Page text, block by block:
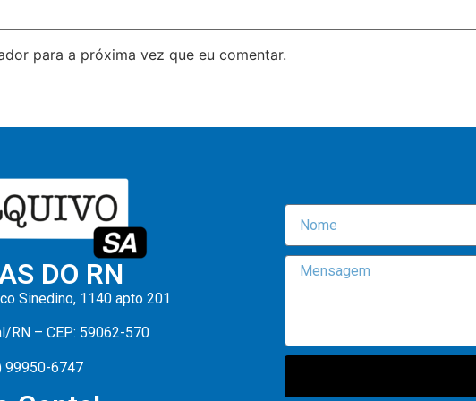
para a próxima vez que eu comentar.
DO RN
Sinedino, 1140 apto 201
RN – CEP: 59062-570
99950-6747